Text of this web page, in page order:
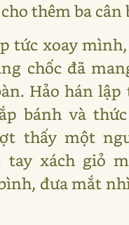
thêm ba cân
tức xoay
chốc đã
Hảo hán
bánh và
thấy một
tay xách giỏ
đưa mắt